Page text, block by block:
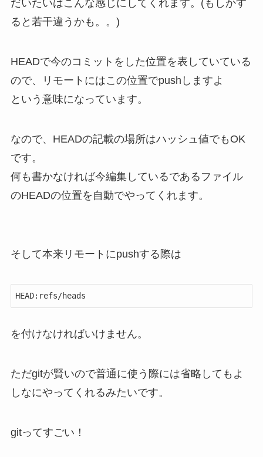
だいたいはこんな感じにしてくれます。(もしかす
ると若干違うかも。。)
HEADで今のコミットをした位置を表していている
ので、リモートにはこの位置でpushしますよ
という意味になっています。
なので、 HEADの記載の場所はハッシュ値でもOK
です。
何も書かなければ今編集しているであるファイル
のHEADの位置を自動でやってくれます。
そして本来リモートにpushする際は
HEAD:refs/heads
を付けなければいけません。
ただgitが賢いので普通に使う際には省略してもよ
しなにやってくれるみたいです。
gitってすごい！